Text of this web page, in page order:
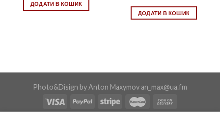
ДОДАТИ В КОШИК
ДОДАТИ В КОШИК
Photo&Disign by Anton Maxymov an_max@ua.fm